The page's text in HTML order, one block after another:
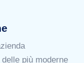
più moderne